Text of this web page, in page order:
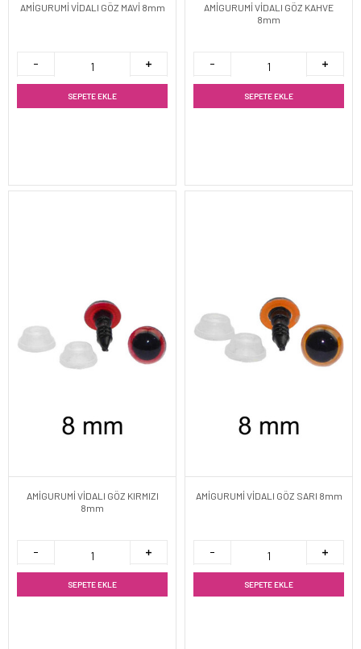
AMİGURUMİ VİDALI GÖZ MAVİ 8mm
SEPETE EKLE
AMİGURUMİ VİDALI GÖZ KAHVE
8mm
SEPETE EKLE
AMİGURUMİ VİDALI GÖZ KIRMIZI
8mm
SEPETE EKLE
AMİGURUMİ VİDALI GÖZ SARI 8mm
SEPETE EKLE